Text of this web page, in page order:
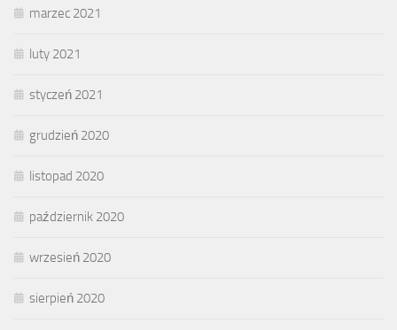
marzec 2021
luty 2021
styczeń 2021
grudzień 2020
listopad 2020
październik 2020
wrzesień 2020
sierpień 2020